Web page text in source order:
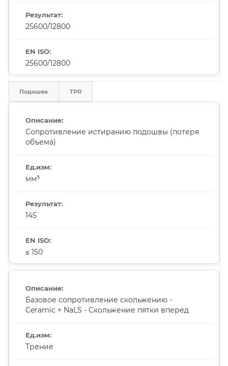
25600/12800
25600/12800
Подошва TPR
Сопротивление истиранию подошвы (потеря
объема)
мм³
145
≤ 150
Базовое сопротивление скольжению -
Ceramic + NaLS - Скольжение пятки вперед
Трение